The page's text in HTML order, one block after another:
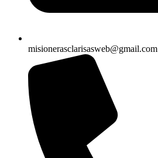
misionerasclarisasweb@gmail.com